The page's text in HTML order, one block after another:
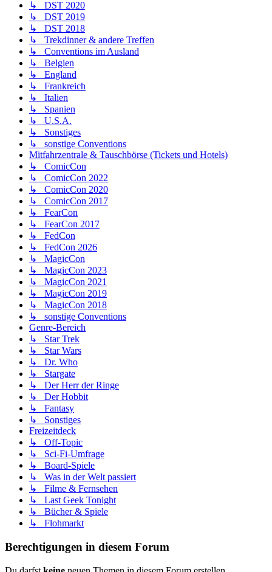
↳ DST 2020
↳ DST 2019
↳ DST 2018
↳ Trekdinner & andere Treffen
↳ Conventions im Ausland
↳ Belgien
↳ England
↳ Frankreich
↳ Italien
↳ Spanien
↳ U.S.A.
↳ Sonstiges
↳ sonstige Conventions
Mitfahrzentrale & Tauschbörse (Tickets und Hotels)
↳ ComicCon
↳ ComicCon 2022
↳ ComicCon 2020
↳ ComicCon 2017
↳ FearCon
↳ FearCon 2017
↳ FedCon
↳ FedCon 2026
↳ MagicCon
↳ MagicCon 2023
↳ MagicCon 2021
↳ MagicCon 2019
↳ MagicCon 2018
↳ sonstige Conventions
Genre-Bereich
↳ Star Trek
↳ Star Wars
↳ Dr. Who
↳ Stargate
↳ Der Herr der Ringe
↳ Der Hobbit
↳ Fantasy
↳ Sonstiges
Freizeitdeck
↳ Off-Topic
↳ Sci-Fi-Umfrage
↳ Board-Spiele
↳ Was in der Welt passiert
↳ Filme & Fernsehen
↳ Last Geek Tonight
↳ Bücher & Spiele
↳ Flohmarkt
Berechtigungen in diesem Forum